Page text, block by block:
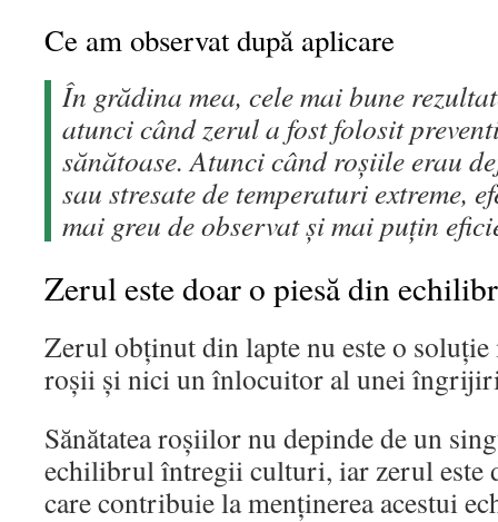
Ce am observat după aplicare
În grădina mea, cele mai bune
atunci când zerul a fost folosit
sănătoase. Atunci când roșiile erau
sau stresate de temperaturi extreme,
mai greu de observat și mai puțin
Zerul este doar o piesă din
Zerul obținut din lapte nu este o
roșii și nici un înlocuitor al unei
Sănătatea roșiilor nu depinde de un
echilibrul întregii culturi, iar zerul este
care contribuie la menținerea acestui